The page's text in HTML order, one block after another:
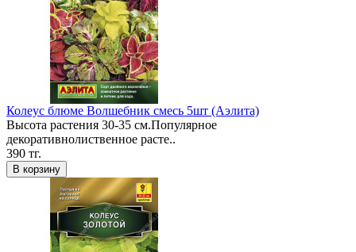
Колеус блюме Волшебник смесь 5шт (Аэлита)
Высота растения 30-35 см.Популярное
декоративнолиственное расте..
390 тг.
В корзину